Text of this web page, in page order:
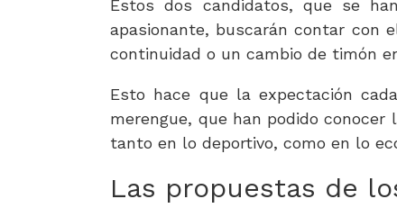
Estos dos candidatos, que se
apasionante, buscarán contar con
continuidad o un cambio de timón
Esto hace que la expectación
merengue, que han podido
tanto en lo deportivo, como en lo
Las propuestas de